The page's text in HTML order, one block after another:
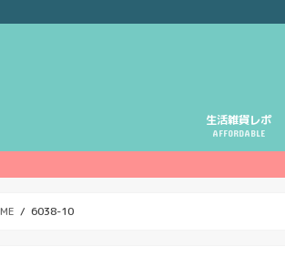
生活雑貨レポ
AFFORDABLE
6038-10